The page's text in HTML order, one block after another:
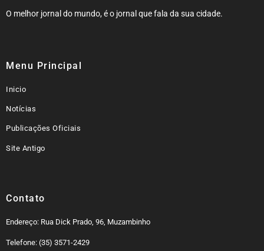
O melhor jornal do mundo, é o jornal que fala da sua cidade.
Menu Principal
Inicio
Notícias
Publicações Oficiais
Site Antigo
Contato
Endereço: Rua Dick Prado, 96, Muzambinho
Telefone: (35) 3571-2429